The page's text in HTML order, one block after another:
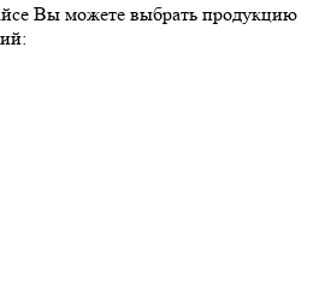
Вы можете выбрать продукцию